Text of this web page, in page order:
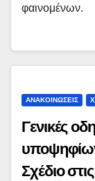
φαινομένων.
ΑΝΑΚΟΙΝΏΣΕΙΣ
Γενικές
Σχέδιο